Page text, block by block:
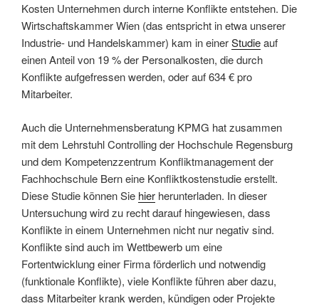
Kosten Unternehmen durch interne Konflikte entstehen. Die
Wirtschaftskammer Wien (das entspricht in etwa unserer
Industrie- und Handelskammer) kam in einerStudieauf
einen Anteil von 19 % der Personalkosten, die durch
Konflikte aufgefressen werden, oder auf 634 € pro
Mitarbeiter.
Auch die Unternehmensberatung KPMG hat zusammen
mit dem Lehrstuhl Controlling der Hochschule Regensburg
und dem Kompetenzzentrum Konfliktmanagement der
Fachhochschule Bern eine Konfliktkostenstudie erstellt.
Diese Studie können Sie hier herunterladen. In dieser
Untersuchung wird zu recht darauf hingewiesen, dass
Konflikte in einem Unternehmen nicht nur negativ sind.
Konflikte sind auch im Wettbewerb um eine
Fortentwicklung einer Firma förderlich und notwendig
(funktionale Konflikte), viele Konflikte führen aber dazu,
dass Mitarbeiter krank werden, kündigen oder Projekte